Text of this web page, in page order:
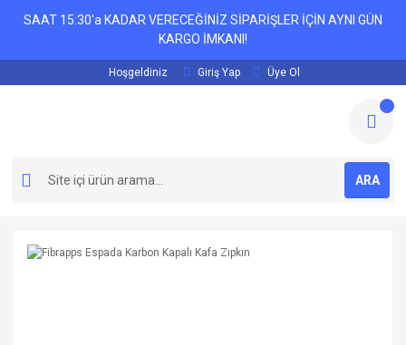
SAAT 15:30'a KADAR VERECEĞİNİZ SİPARİŞLER İÇİN AYNI GÜN
KARGO İMKANI!
Hoşgeldiniz Giriş Yap Üye Ol
ARA